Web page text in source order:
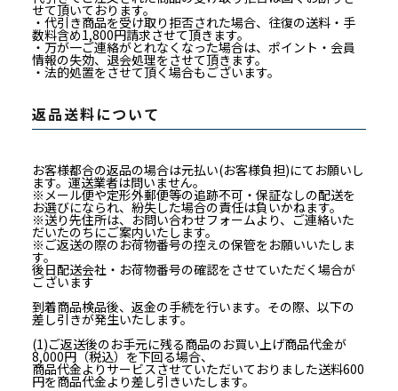
せて頂いております。
・代引き商品を受け取り拒否された場合、往復の送料・手
数料含め1,800円請求させて頂きます。
・万が一ご連絡がとれなくなった場合は、ポイント・会員
情報の失効、退会処理をさせて頂きます。
・法的処置をさせて頂く場合もございます。
返品送料について
お客様都合の返品の場合は元払い(お客様負担)にてお願いし
ます。運送業者は問いません。
※メール便や定形外郵便等の追跡不可・保証なしの配送を
お選びになられ、紛失した場合の責任は負いかねます。
※送り先住所は、お問い合わせフォームより、ご連絡いた
だいたのちにご案内いたします。
※ご返送の際のお荷物番号の控えの保管をお願いいたしま
す。
後日配送会社・お荷物番号の確認をさせていただく場合が
ございます
到着商品検品後、返金の手続を行います。その際、以下の
差し引きが発生いたします。
(1)ご返送後のお手元に残る商品のお買い上げ商品代金が
8,000円（税込）を下回る場合、
商品代金よりサービスさせていただいておりました送料600
円を商品代金より差し引きいたします。